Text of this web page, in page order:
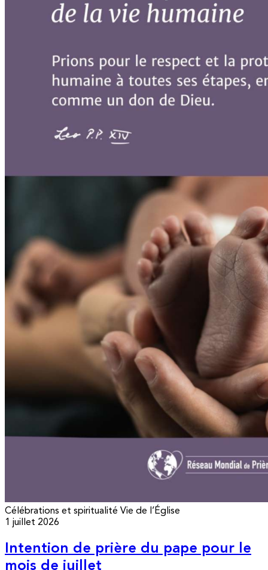
Célébrations et spiritualité Vie de l’Église
1 juillet 2026
Intention de prière du pape pour le
mois de juillet